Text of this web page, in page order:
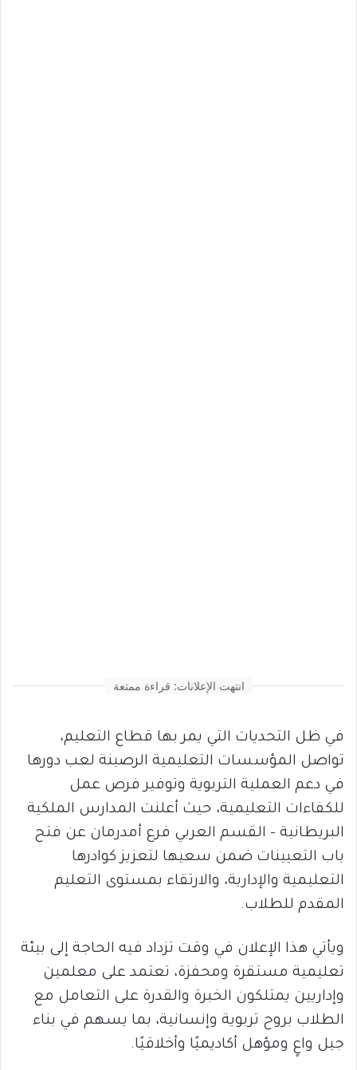
انتهت الإعلانات: قراءة ممتعة
في ظل التحديات التي يمر بها قطاع التعليم،
تواصل المؤسسات التعليمية الرصينة لعب دورها
في دعم العملية التربوية وتوفير فرص عمل
للكفاءات التعليمية، حيث أعلنت المدارس الملكية
البريطانية – القسم العربي فرع أمدرمان عن فتح
باب التعيينات ضمن سعيها لتعزيز كوادرها
التعليمية والإدارية، والارتقاء بمستوى التعليم
المقدم للطلاب.
ويأتي هذا الإعلان في وقت تزداد فيه الحاجة إلى بيئة
تعليمية مستقرة ومحفزة، تعتمد على معلمين
وإداريين يمتلكون الخبرة والقدرة على التعامل مع
الطلاب بروح تربوية وإنسانية، بما يسهم في بناء
جيل واعٍ ومؤهل أكاديميًا وأخلاقيًا.